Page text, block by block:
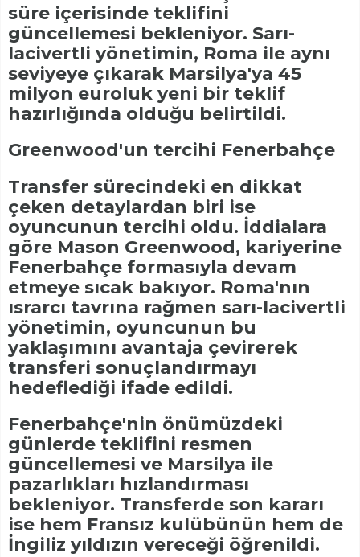
süre içerisinde teklifini
güncellemesi bekleniyor. Sarı-
lacivertli yönetimin, Roma ile aynı
seviyeye çıkarak Marsilya'ya 45
milyon euroluk yeni bir teklif
hazırlığında olduğu belirtildi.
Greenwood'un tercihi Fenerbahçe
Transfer sürecindeki en dikkat
çeken detaylardan biri ise
oyuncunun tercihi oldu. İddialara
göre Mason Greenwood, kariyerine
Fenerbahçe formasıyla devam
etmeye sıcak bakıyor. Roma'nın
ısrarcı tavrına rağmen sarı-lacivertli
yönetimin, oyuncunun bu
yaklaşımını avantaja çevirerek
transferi sonuçlandırmayı
hedeflediği ifade edildi.
Fenerbahçe'nin önümüzdeki
günlerde teklifini resmen
güncellemesi ve Marsilya ile
pazarlıkları hızlandırması
bekleniyor. Transferde son kararı
ise hem Fransız kulübünün hem de
İngiliz yıldızın vereceği öğrenildi.